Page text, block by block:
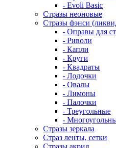
- Evoli Basic
Стразы неоновые
Стразы фэнси
- Оправы для
- Риволи
- Капли
- Круги
- Квадраты
- Лодочки
- Овалы
- Лимоны
- Палочки
- Треугольные
-
Стразы зеркала
Страз ленты, сетки
Стразы акрил